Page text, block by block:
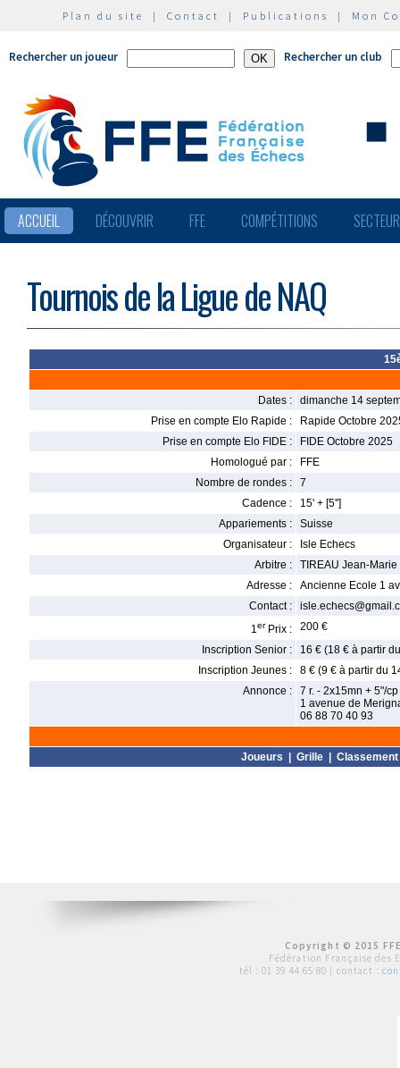
Plan du site | Contact | Publications | Mon
Rechercher un joueur Rechercher un club
ACCUEIL DÉCOUVRIR FFE COMPÉTITIONS
Tournois de la Ligue de NAQ
Dates :
dimanche 14
Prise en compte Elo Rapide :
Rapide Octobre
Prise en compte Elo FIDE :
FIDE Octobre 2025
Homologué par :
FFE
Nombre de rondes :
7
Cadence :
15' + [5'']
Appariements :
Suisse
Organisateur :
Isle Echecs
Arbitre :
TIREAU Jean-Marie
Adresse :
Ancienne Ecole 1
Contact :
1er Prix :
200 €
Inscription Senior :
16 € (18 € à partir
Inscription Jeunes :
8 € (9 € à partir du
Annonce :
7 r. - 2x15mn + 5"/
1 avenue de
06 88 70 40 93
Joueurs Grille Classement
Copyright © 2015
Fédération Française des
tél : 01 39 44 65 80 | contact :